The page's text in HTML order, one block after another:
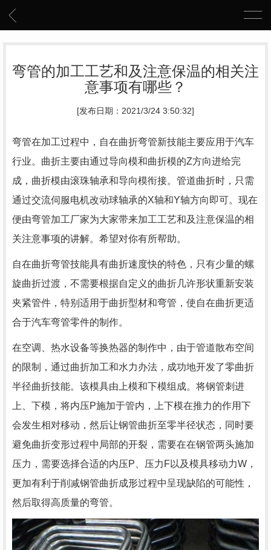
弯管的加工工艺和及注意保温的相关注
意事项有哪些？
[发布日期：2021/3/24 3:50:32]
弯管在加工过程中，自在曲折弯管新技能主要应用于汽车
行业。曲折主要由通过导向模和曲折模的Z方向进给完
成，曲折模由滚珠轴承和导向模衔接。管道曲折时，只需
通过交流伺服电机改动球轴承的X轴和Y轴方向即可。现在
便由弯管加工厂家为大家带来加工工艺和及注意保温的相
关注意事项的讲解。希望对你有所帮助。
自在曲折弯管技能具有曲折速度快的特色，只有少量的螺
旋曲折过渡，不需要根据自定义的曲折几许形状重新安装
夹紧管件，特别适用于曲折型材和弯管，使自在曲折更适
合于汽车弯管零件的制作。
在空调、热水设备等换热器的制作中，由于管道散布空间
的限制，通过曲折加工和水力办法，成功地开发了零曲折
半径曲折技能。该模具由上模和下模组成。将钢管刺进
上、下模，将内压P施加于管内，上下模在推力的作用下
会发生相对移动，然后让钢管曲折至零半径状态，同时要
避免曲折变形过程中局部的开裂，需要在在钢管两头施加
压力，需要选择合适的内压P、压力F以及模具移动力W，
更加有利于削减钢管曲折成形过程中呈现缺陷的可能性，
然后取得高质量的弯管。